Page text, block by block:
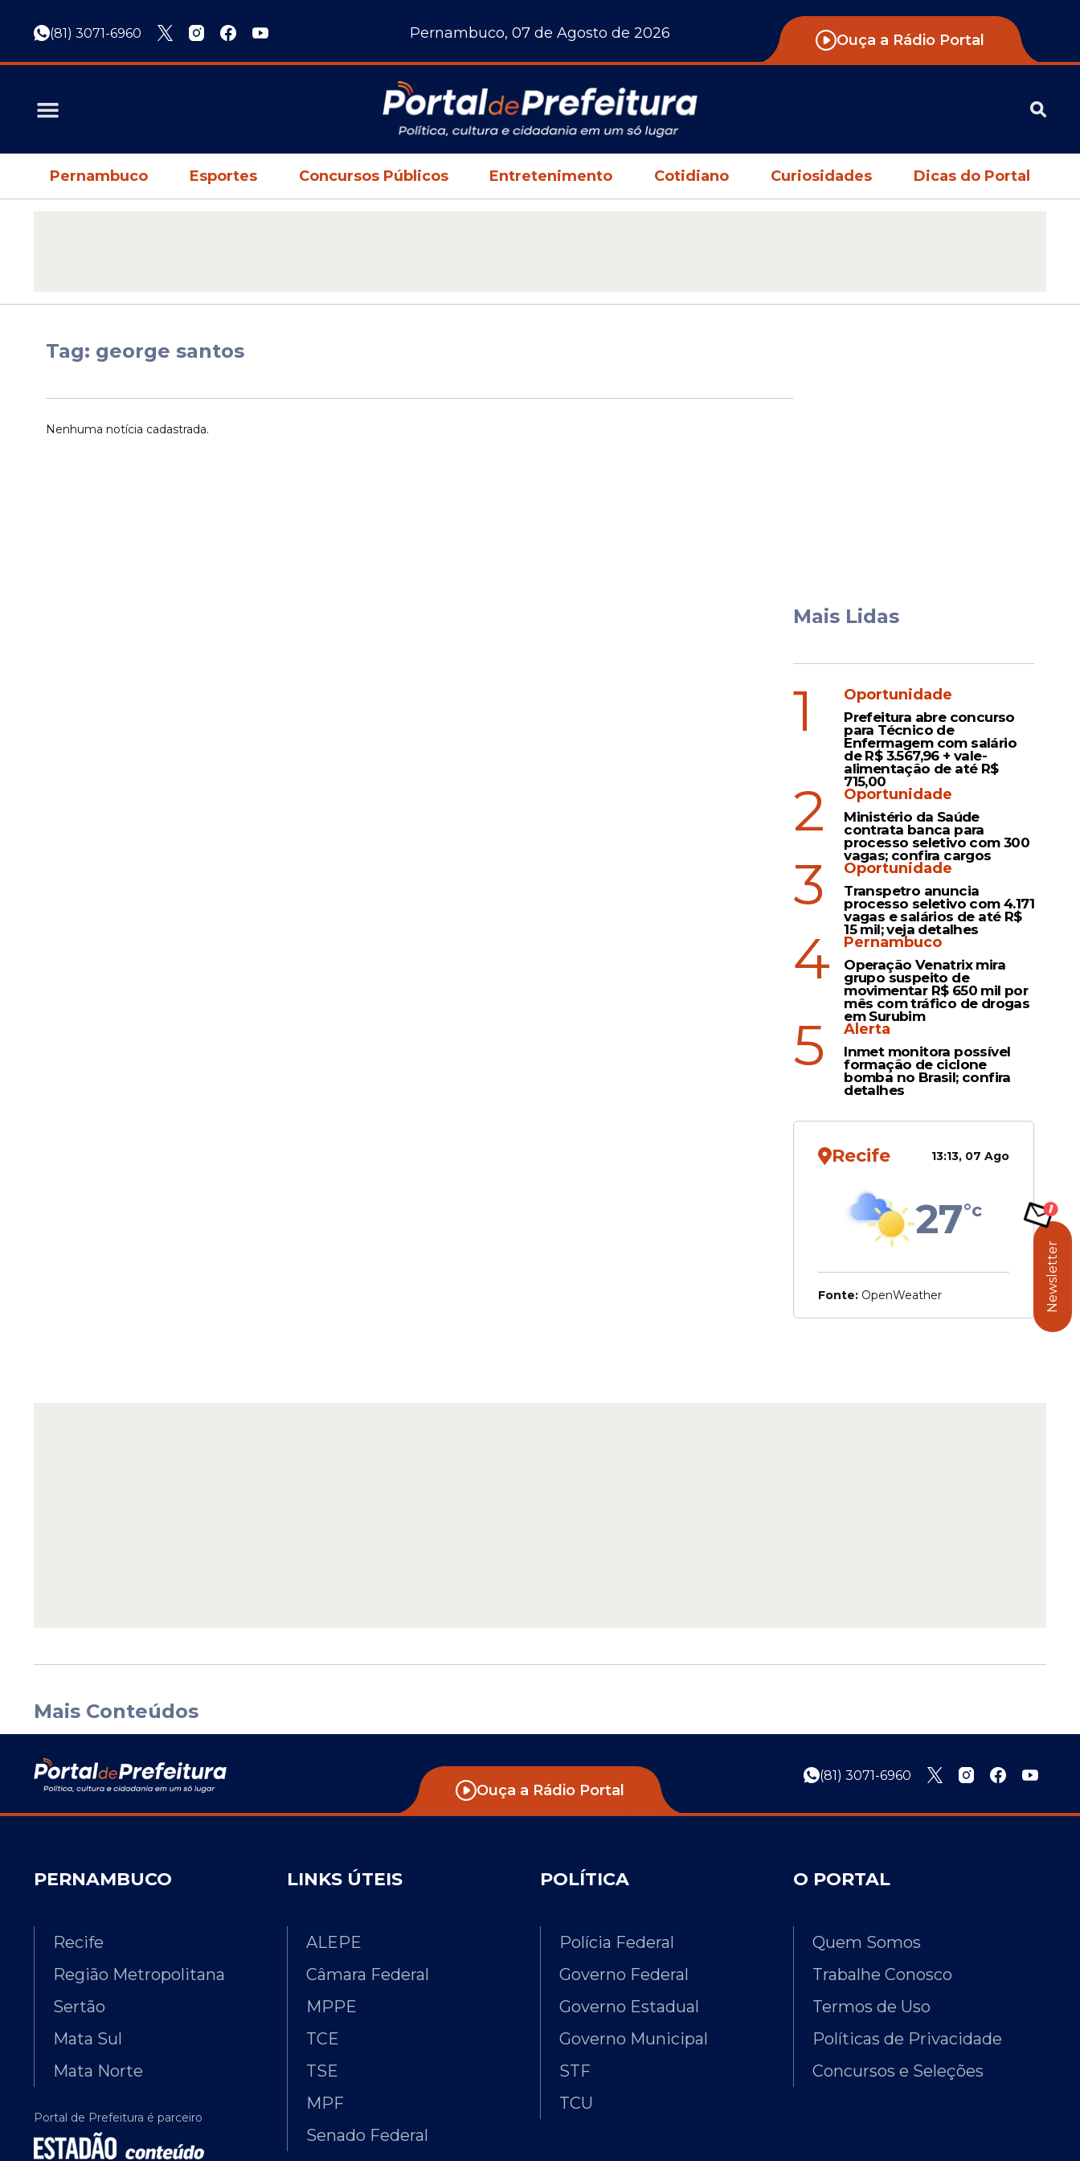
(81) 3071-6960 Pernambuco, 07 de Agosto de 2026 Ouça a Rádio Portal
Pernambuco Esportes Concursos Públicos Entretenimento Cotidiano Curiosidades Dicas do Portal
Tag: george santos
Nenhuma notícia cadastrada.
Mais Lidas
1 Oportunidade
Prefeitura abre concurso
para Técnico de
Enfermagem com salário
de R$ 3.567,96 + vale-
alimentação de até R$
715,00
2 Oportunidade
Ministério da Saúde
contrata banca para
processo seletivo com 300
vagas; confira cargos
3 Oportunidade
Transpetro anuncia
processo seletivo com 4.171
vagas e salários de até R$
15 mil; veja detalhes
4 Pernambuco
Operação Venatrix mira
grupo suspeito de
movimentar R$ 650 mil por
mês com tráfico de drogas
em Surubim
5 Alerta
Inmet monitora possível
formação de ciclone
bomba no Brasil; confira
detalhes
Recife 13:13, 07 Ago
27°c
Fonte: OpenWeather
Mais Conteúdos
Ouça a Rádio Portal
(81) 3071-6960
PERNAMBUCO
Recife
Região Metropolitana
Sertão
Mata Sul
Mata Norte
Portal de Prefeitura é parceiro
LINKS ÚTEIS
ALEPE
Câmara Federal
MPPE
TCE
TSE
MPF
Senado Federal
POLÍTICA
Polícia Federal
Governo Federal
Governo Estadual
Governo Municipal
STF
TCU
O PORTAL
Quem Somos
Trabalhe Conosco
Termos de Uso
Políticas de Privacidade
Concursos e Seleções
Newsletter